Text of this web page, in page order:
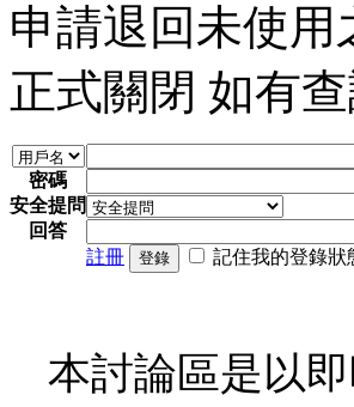
申請退回未使用
正式關閉 如有查
密碼
安全提問
回答
註冊
登錄 記住我的登錄狀
本討論區是以